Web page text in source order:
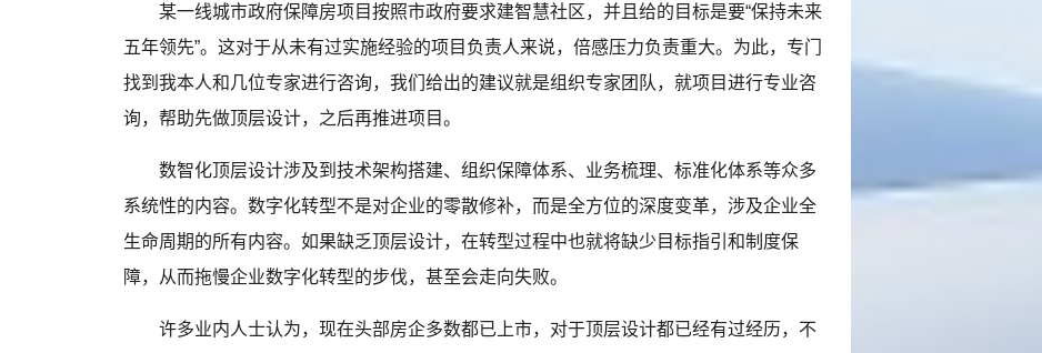
某一线城市政府保障房项目按照市政府要求建智慧社区，并且给的目标是要“保持未来
五年领先”。这对于从未有过实施经验的项目负责人来说，倍感压力负责重大。为此，专门
找到我本人和几位专家进行咨询，我们给出的建议就是组织专家团队，就项目进行专业咨
询，帮助先做顶层设计，之后再推进项目。
数智化顶层设计涉及到技术架构搭建、组织保障体系、业务梳理、标准化体系等众多
系统性的内容。数字化转型不是对企业的零散修补，而是全方位的深度变革，涉及企业全
生命周期的所有内容。如果缺乏顶层设计，在转型过程中也就将缺少目标指引和制度保
障，从而拖慢企业数字化转型的步伐，甚至会走向失败。
许多业内人士认为，现在头部房企多数都已上市，对于顶层设计都已经有过经历，不